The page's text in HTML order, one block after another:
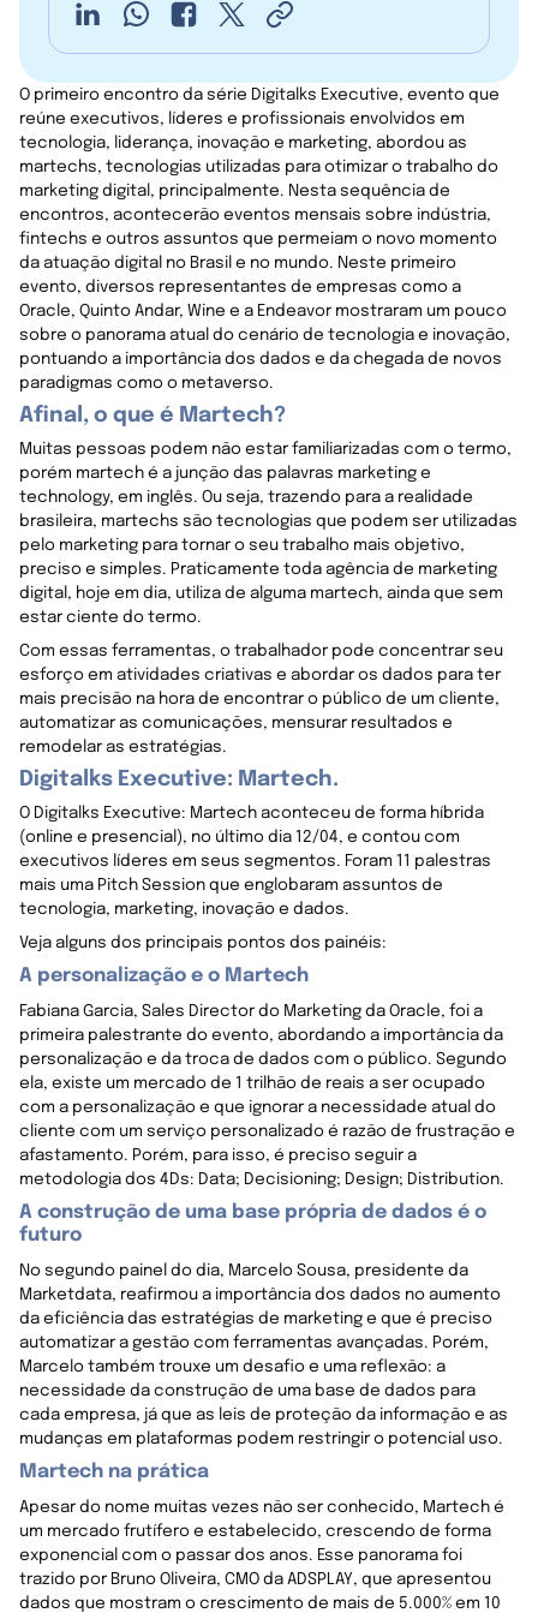
O primeiro encontro da série Digitalks Executive, evento que
reúne executivos, líderes e profissionais envolvidos em
tecnologia, liderança, inovação e marketing, abordou as
martechs, tecnologias utilizadas para otimizar o trabalho do
marketing digital, principalmente. Nesta sequência de
encontros, acontecerão eventos mensais sobre indústria,
fintechs e outros assuntos que permeiam o novo momento
da atuação digital no Brasil e no mundo. Neste primeiro
evento, diversos representantes de empresas como a
Oracle, Quinto Andar, Wine e a Endeavor mostraram um pouco
sobre o panorama atual do cenário de tecnologia e inovação,
pontuando a importância dos dados e da chegada de novos
paradigmas como o metaverso.
Afinal, o que é Martech?
Muitas pessoas podem não estar familiarizadas com o termo,
porém martech é a junção das palavras marketing e
technology, em inglês. Ou seja, trazendo para a realidade
brasileira, martechs são tecnologias que podem ser utilizadas
pelo marketing para tornar o seu trabalho mais objetivo,
preciso e simples. Praticamente toda agência de marketing
digital, hoje em dia, utiliza de alguma martech, ainda que sem
estar ciente do termo.
Com essas ferramentas, o trabalhador pode concentrar seu
esforço em atividades criativas e abordar os dados para ter
mais precisão na hora de encontrar o público de um cliente,
automatizar as comunicações, mensurar resultados e
remodelar as estratégias.
Digitalks Executive: Martech.
O Digitalks Executive: Martech aconteceu de forma híbrida
(online e presencial), no último dia 12/04, e contou com
executivos líderes em seus segmentos. Foram 11 palestras
mais uma Pitch Session que englobaram assuntos de
tecnologia, marketing, inovação e dados.
Veja alguns dos principais pontos dos painéis:
A personalização e o Martech
Fabiana Garcia, Sales Director do Marketing da Oracle, foi a
primeira palestrante do evento, abordando a importância da
personalização e da troca de dados com o público. Segundo
ela, existe um mercado de 1 trilhão de reais a ser ocupado
com a personalização e que ignorar a necessidade atual do
cliente com um serviço personalizado é razão de frustração e
afastamento. Porém, para isso, é preciso seguir a
metodologia dos 4Ds: Data; Decisioning; Design; Distribution.
A construção de uma base própria de dados é o
futuro
No segundo painel do dia, Marcelo Sousa, presidente da
Marketdata, reafirmou a importância dos dados no aumento
da eficiência das estratégias de marketing e que é preciso
automatizar a gestão com ferramentas avançadas. Porém,
Marcelo também trouxe um desafio e uma reflexão: a
necessidade da construção de uma base de dados para
cada empresa, já que as leis de proteção da informação e as
mudanças em plataformas podem restringir o potencial uso.
Martech na prática
Apesar do nome muitas vezes não ser conhecido, Martech é
um mercado frutífero e estabelecido, crescendo de forma
exponencial com o passar dos anos. Esse panorama foi
trazido por Bruno Oliveira, CMO da ADSPLAY, que apresentou
dados que mostram o crescimento de mais de 5.000% em 10